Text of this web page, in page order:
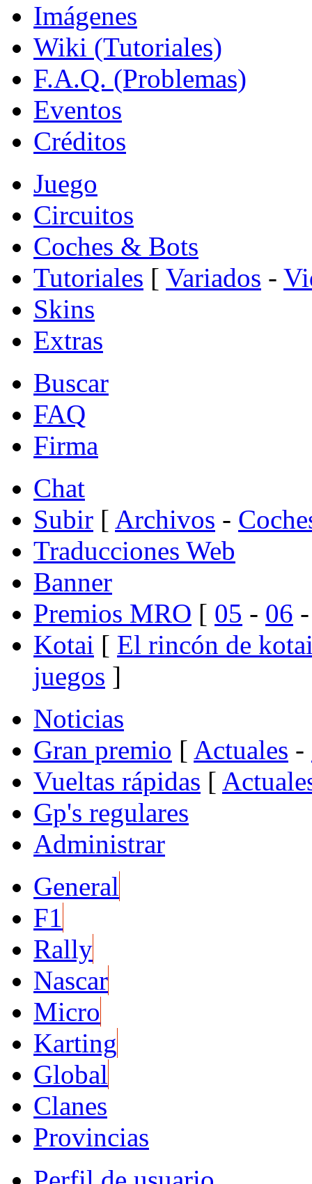
Imágenes
Wiki (Tutoriales)
F.A.Q. (Problemas)
Eventos
Créditos
Juego
Circuitos
Coches & Bots
Tutoriales [ Variados -
Skins
Extras
Buscar
FAQ
Firma
Chat
Subir [ Archivos -
Traducciones Web
Banner
Premios MRO [ 05 - 06
Kotai [ El rincón de
juegos ]
Noticias
Gran premio [ Actuales -
Vueltas rápidas [
Gp's regulares
Administrar
General
F1
Rally
Nascar
Micro
Karting
Global
Clanes
Provincias